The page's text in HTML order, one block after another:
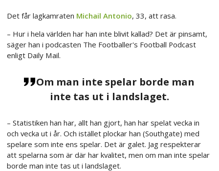
Det får lagkamraten Michail Antonio, 33, att rasa.
– Hur i hela världen har han inte blivit kallad? Det är pinsamt,
säger han i podcasten The Footballer's Football Podcast
enligt Daily Mail.
Om man inte spelar borde man
inte tas ut i landslaget.
– Statistiken han har, allt han gjort, han har spelat vecka in
och vecka ut i år. Och istället plockar han (Southgate) med
spelare som inte ens spelar. Det är galet. Jag respekterar
att spelarna som är där har kvalitet, men om man inte spelar
borde man inte tas ut i landslaget.